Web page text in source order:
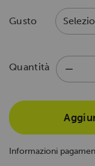
Gusto
Quantità
Informazioni